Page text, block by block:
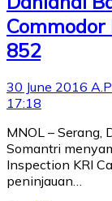
Commodor
852
30 June 2016
17:18
MNOL – Serang,
Somantri
Inspection KRI
peninjauan…